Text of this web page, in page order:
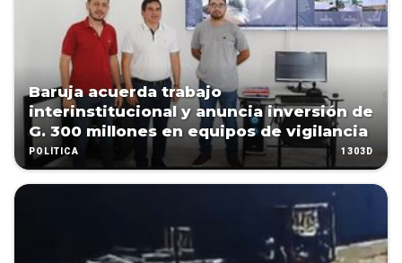
Baruja acuerda trabajo
interinstitucional y anuncia inversión de
G. 300 millones en equipos de vigilancia
POLÍTICA 1303D